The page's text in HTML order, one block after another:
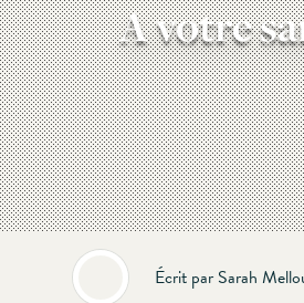
A votre
Écrit par Sarah